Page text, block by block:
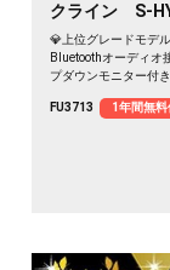
クライン S-
💎上位グレードモデ
Bluetoothオーディオ
プダウンモニター付
新品タイヤ装着🛞🚗
FU3713 1年間無